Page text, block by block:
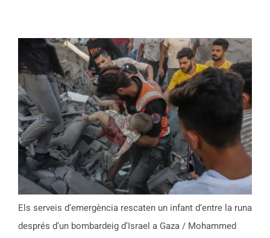
Els serveis d’emergència rescaten un infant d’entre la runa
després d’un bombardeig d’Israel a Gaza / Mohammed